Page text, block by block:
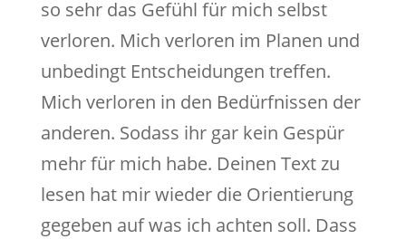
so sehr das Gefühl für mich selbst
verloren. Mich verloren im Planen und
unbedingt Entscheidungen treffen.
Mich verloren in den Bedürfnissen der
anderen. Sodass ihr gar kein Gespür
mehr für mich habe. Deinen Text zu
lesen hat mir wieder die Orientierung
gegeben auf was ich achten soll. Dass